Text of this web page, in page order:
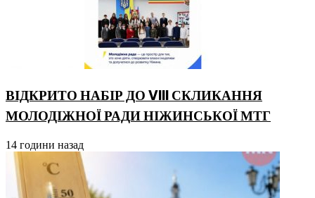
ВІДКРИТО НАБІР ДО VIII СКЛИКАННЯ
МОЛОДІЖНОЇ РАДИ НІЖИНСЬКОЇ МТГ
14 години назад